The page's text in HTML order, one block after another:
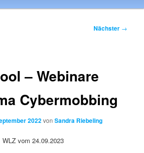
Nächster →
– Webinare
Cybermobbing
2022vonSandra Riebeling
WLZ vom 24.09.2023